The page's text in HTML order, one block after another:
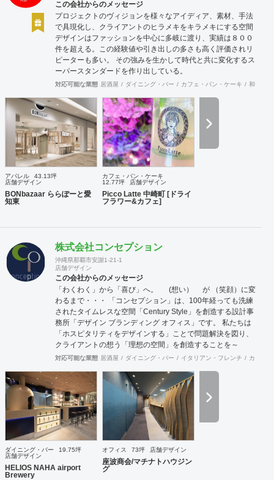
この会社からのメッセージ
プロジェクトのヴィジョンを様々なアイディア、素材、手法
で具現化し、クライアントのヒラメキをキラメキにする空間
デザインはファッションを中心に多岐に渡り、実績は８００
件を超える。この経験値や引き出しの多さも高く評価されリ
ピーターも多い。 その強みを生かして時代と共に変化するス
ーパースタンダードを作り出している。
対応可能な業態 居酒屋 ダイニング・バー カフェ・パン・ケーキ 和食・
アパレル
43.13坪
店舗デザイン
BONbazaar ららぽーと愛
知東
カフェ・パン・ケーキ
12.77坪
店舗デザイン
Picco Latte 中崎町 [ドライ
フラワー&カフェ]
株式会社コンセプション
沖縄県那覇市安謝1-21-1
店舗デザイン
この会社からのメッセージ
「わくわく」から「喜び」へ。 (想い） が （笑顔）に変
わるまで・・・ 「コンセプション」は、100年経っても洗練
されたタイムレスな空間「Century Style」を創造する設計事
務所「デザイン ブランディング オフィス」です。 私たちは
「ホスピタリティをデザインする」ことで問題解決を図り、
クライアントの想う「理想の空間」を創造することを～
Mission～としています。 「ホスピタリティ」は、クライア
行動指針～ 「おもてなしの心」、「思いやりの心」、ちょっ
としたことでも相手の氣持ちを先に考える、何事においても
常に機知を生み出せるよう考え行動する、それが「作業人」
を超えた「仕事人」となり「ホスピタリティをデザインす
る」ことに繋がると考えます。 想いが形になるまで、わくわ
くするような「期待感」、理想の空間が形になって「喜び」
を ～cred～ 理念とし、視覚、思考、心理にプラスに作用す
る空間をデザインコンセプト計画、設計から施工期間におけ
る設計監理、工事完了後のアフターサービス～までサポート
対応可能な業態 居酒屋 ダイニング・バー イタリアン・フレンチ カフェ
ダイニング・バー
19.75坪
店舗デザイン
HELIOS NAHA airport
Brewery
オフィス 73坪 店舗デザイン
座波商会/マチナトハウジン
グ